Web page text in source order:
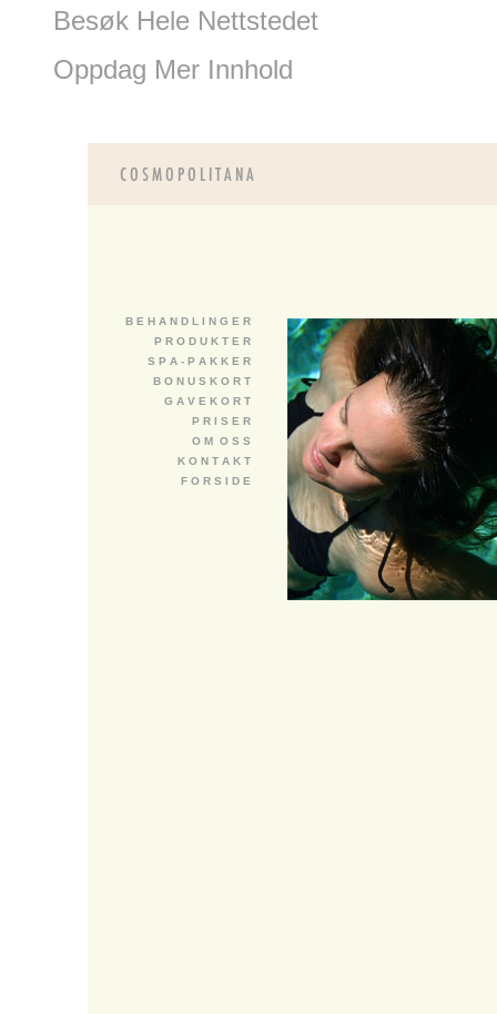
Besøk Hele Nettstedet
Oppdag Mer Innhold
B E H A N D L I N G E R
P R O D U K T E R
S P A - P A K K E R
B O N U S K O R T
G A V E K O R T
P R I S E R
O M O S S
K O N T A K T
F O R S I D E